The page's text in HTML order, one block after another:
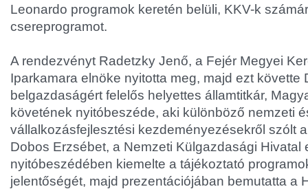
Leonardo programok keretén belüli, KKV-k
csereprogramot.
A rendezvényt Radetzky Jenő, a Fejér Megyei
Iparkamara elnöke nyitotta meg, majd ezt követte
belgazdaságért felelős helyettes államtitkár,
követének nyitóbeszéde, aki különböző nemzeti
vállalkozásfejlesztési kezdeményezésekről szólt
Dobos Erzsébet, a Nemzeti Külgazdasági Hivatal
nyitóbeszédében kiemelte a tájékoztató
jelentőségét, majd prezentációjában bemutatta a